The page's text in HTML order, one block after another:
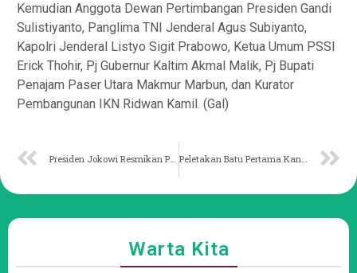
Kemudian Anggota Dewan Pertimbangan Presiden Gandi
Sulistiyanto, Panglima TNI Jenderal Agus Subiyanto,
Kapolri Jenderal Listyo Sigit Prabowo, Ketua Umum PSSI
Erick Thohir, Pj Gubernur Kaltim Akmal Malik, Pj Bupati
Penajam Paser Utara Makmur Marbun, dan Kurator
Pembangunan IKN Ridwan Kamil. (Gal)
Presiden Jokowi Resmikan Pembangunan Gedung Kantor Otorita IKN Peletakan Batu Pertama Kantor LPS Lengkapi Ekosistem Lembaga Perekonomian di IKN
Warta Kita